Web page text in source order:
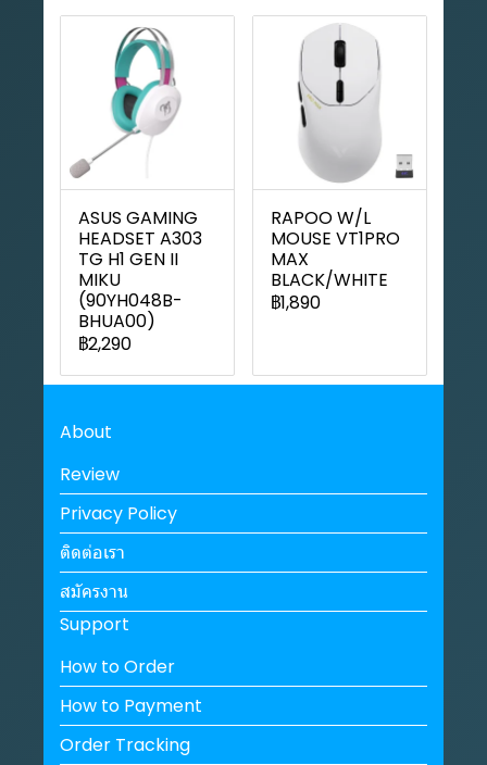
ASUS GAMING
HEADSET A303
TG H1 GEN II
MIKU
(90YH048B-
BHUA00)
฿2,290
RAPOO W/L
MOUSE VT1PRO
MAX
BLACK/WHITE
฿1,890
About
Review
Privacy Policy
ติดต่อเรา
สมัครงาน
Support
How to Order
How to Payment
Order Tracking